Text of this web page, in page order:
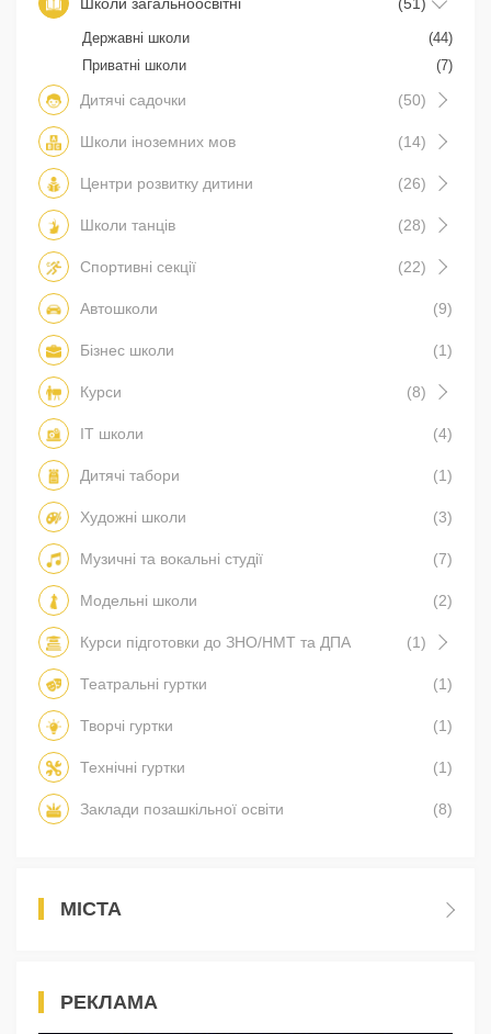
Школи загальноосвітні (51)
Державні школи
(44)
Приватні школи
(7)
Дитячі садочки (50)
Школи іноземних мов (14)
Центри розвитку дитини (26)
Школи танців (28)
Спортивні секції (22)
Автошколи (9)
Бізнес школи (1)
Курси (8)
IT школи (4)
Дитячі табори (1)
Художні школи (3)
Музичні та вокальні студії (7)
Модельні школи (2)
Курси підготовки до ЗНО/НМТ та ДПА (1)
Театральні гуртки (1)
Творчі гуртки (1)
Технічні гуртки (1)
Заклади позашкільної освіти (8)
МІСТА
РЕКЛАМА